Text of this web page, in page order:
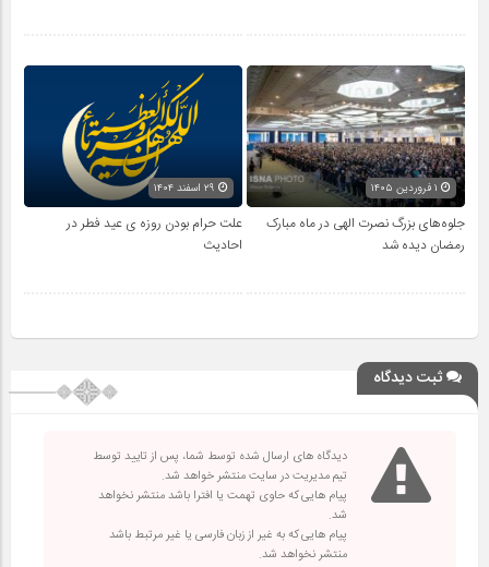
جلوه‌های بزرگ نصرت الهی در ماه مبارک
رمضان دیده شد
علت حرام بودن روزه ی عید فطر در
احادیث
ثبت دیدگاه
دیدگاه های ارسال شده توسط شما، پس از تایید توسط
تیم مدیریت در سایت منتشر خواهد شد.
پیام هایی که حاوی تهمت یا افترا باشد منتشر نخواهد
شد.
پیام هایی که به غیر از زبان فارسی یا غیر مرتبط باشد
منتشر نخواهد شد.